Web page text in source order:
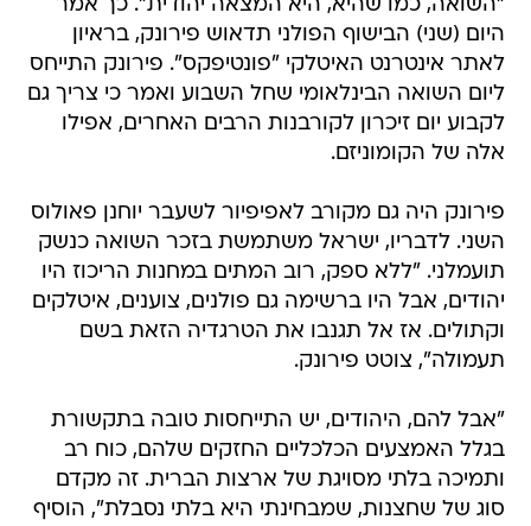
"השואה, כמו שהיא, היא המצאה יהודית". כך אמר
היום (שני) הבישוף הפולני תדאוש פירונק, בראיון
לאתר אינטרנט האיטלקי "פונטיפקס". פירונק התייחס
ליום השואה הבינלאומי שחל השבוע ואמר כי צריך גם
לקבוע יום זיכרון לקורבנות הרבים האחרים, אפילו
אלה של הקומוניזם.
פירונק היה גם מקורב לאפיפיור לשעבר יוחנן פאולוס
השני. לדבריו, ישראל משתמשת בזכר השואה כנשק
תועמלני. "ללא ספק, רוב המתים במחנות הריכוז היו
יהודים, אבל היו ברשימה גם פולנים, צוענים, איטלקים
וקתולים. אז אל תגנבו את הטרגדיה הזאת בשם
תעמולה", צוטט פירונק.
"אבל להם, היהודים, יש התייחסות טובה בתקשורת
בגלל האמצעים הכלכליים החזקים שלהם, כוח רב
ותמיכה בלתי מסויגת של ארצות הברית. זה מקדם
סוג של שחצנות, שמבחינתי היא בלתי נסבלת", הוסיף